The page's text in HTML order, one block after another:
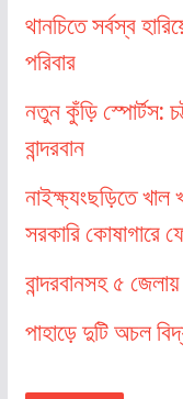
থানচিতে সর্বস্ব
পরিবার
নতুন কুঁড়ি স্পোর্টস:
বান্দরবান
নাইক্ষ্যংছড়িতে খাল
সরকারি কোষাগারে
বান্দরবানসহ ৫
পাহাড়ে দুটি অচল